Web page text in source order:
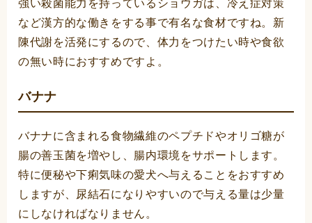
強い殺菌能力を持っているショウガは、冷え症対策
など漢方的な働きをする事で有名な食材ですね。新
陳代謝を活発にするので、体力をつけたい時や食欲
の無い時におすすめですよ。
バナナ
バナナに含まれる食物繊維のペプチドやオリゴ糖が
腸の善玉菌を増やし、腸内環境をサポートします。
特に便秘や下痢気味の愛犬へ与えることをおすすめ
しますが、尿結石になりやすいので与える量は少量
にしなければなりません。